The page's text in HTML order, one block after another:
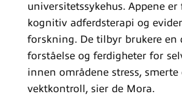
universitetssykehus. Appene
kognitiv adferdsterapi og
forskning. De tilbyr brukere en
forståelse og ferdigheter for
innen områdene stress, smerte
vektkontroll, sier de Mora.